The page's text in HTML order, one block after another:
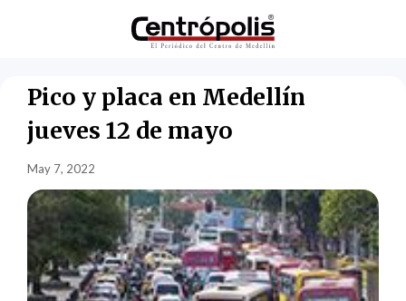
Pico y placa en Medellín
jueves 12 de mayo
May 7, 2022